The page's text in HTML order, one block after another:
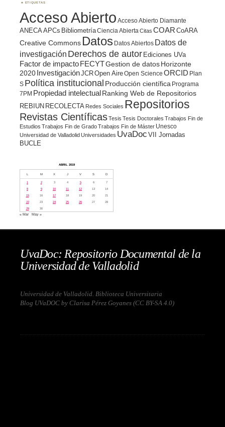
ETIQUETAS
Acceso Abierto Acceso Abierto Diamante
ANECAAPCs BibliometríaCiencia Abierta Citas COAR CoARA
Creative Commons Datos Datos Abiertos Datos de
investigación Derechos de autor Ediciones UVa
Factor de impacto FECYTGestion de datosHorizonte
2020 InvestigaciónJCROpen AireOpen Science ORCID Plan
S Política institucional Producción científica Programa
7PM Propiedad intelectualRanking Web de Repositorios
REBIUN RECOLECTA Redes Sociales Repositorios
Revistas CientíficasTesis Tesis Doctorales Trabajos Fin de
Estudios Trabajos Fin de GradoTrabajos Fin de Máster Unesco
Universidad de Valladolid Universidades UvaDoc VII Jornadas
BUCLE
ABRIL 2019
L M X J V S D
1 2 3 4 5 6
7
8
9 10 11 12 13
14
15
16 17 18 19 20
21
22
23 24 25 26 27
28
29
30
« Mar May »
UvaDoc: Repositorio Documental de la
Universidad de Valladolid
Universidad de Valladolid. Biblioteca Universitaria
Blog UVaDOC by Clarisa Pérez Goyanes (CC BY-SA 4.0)